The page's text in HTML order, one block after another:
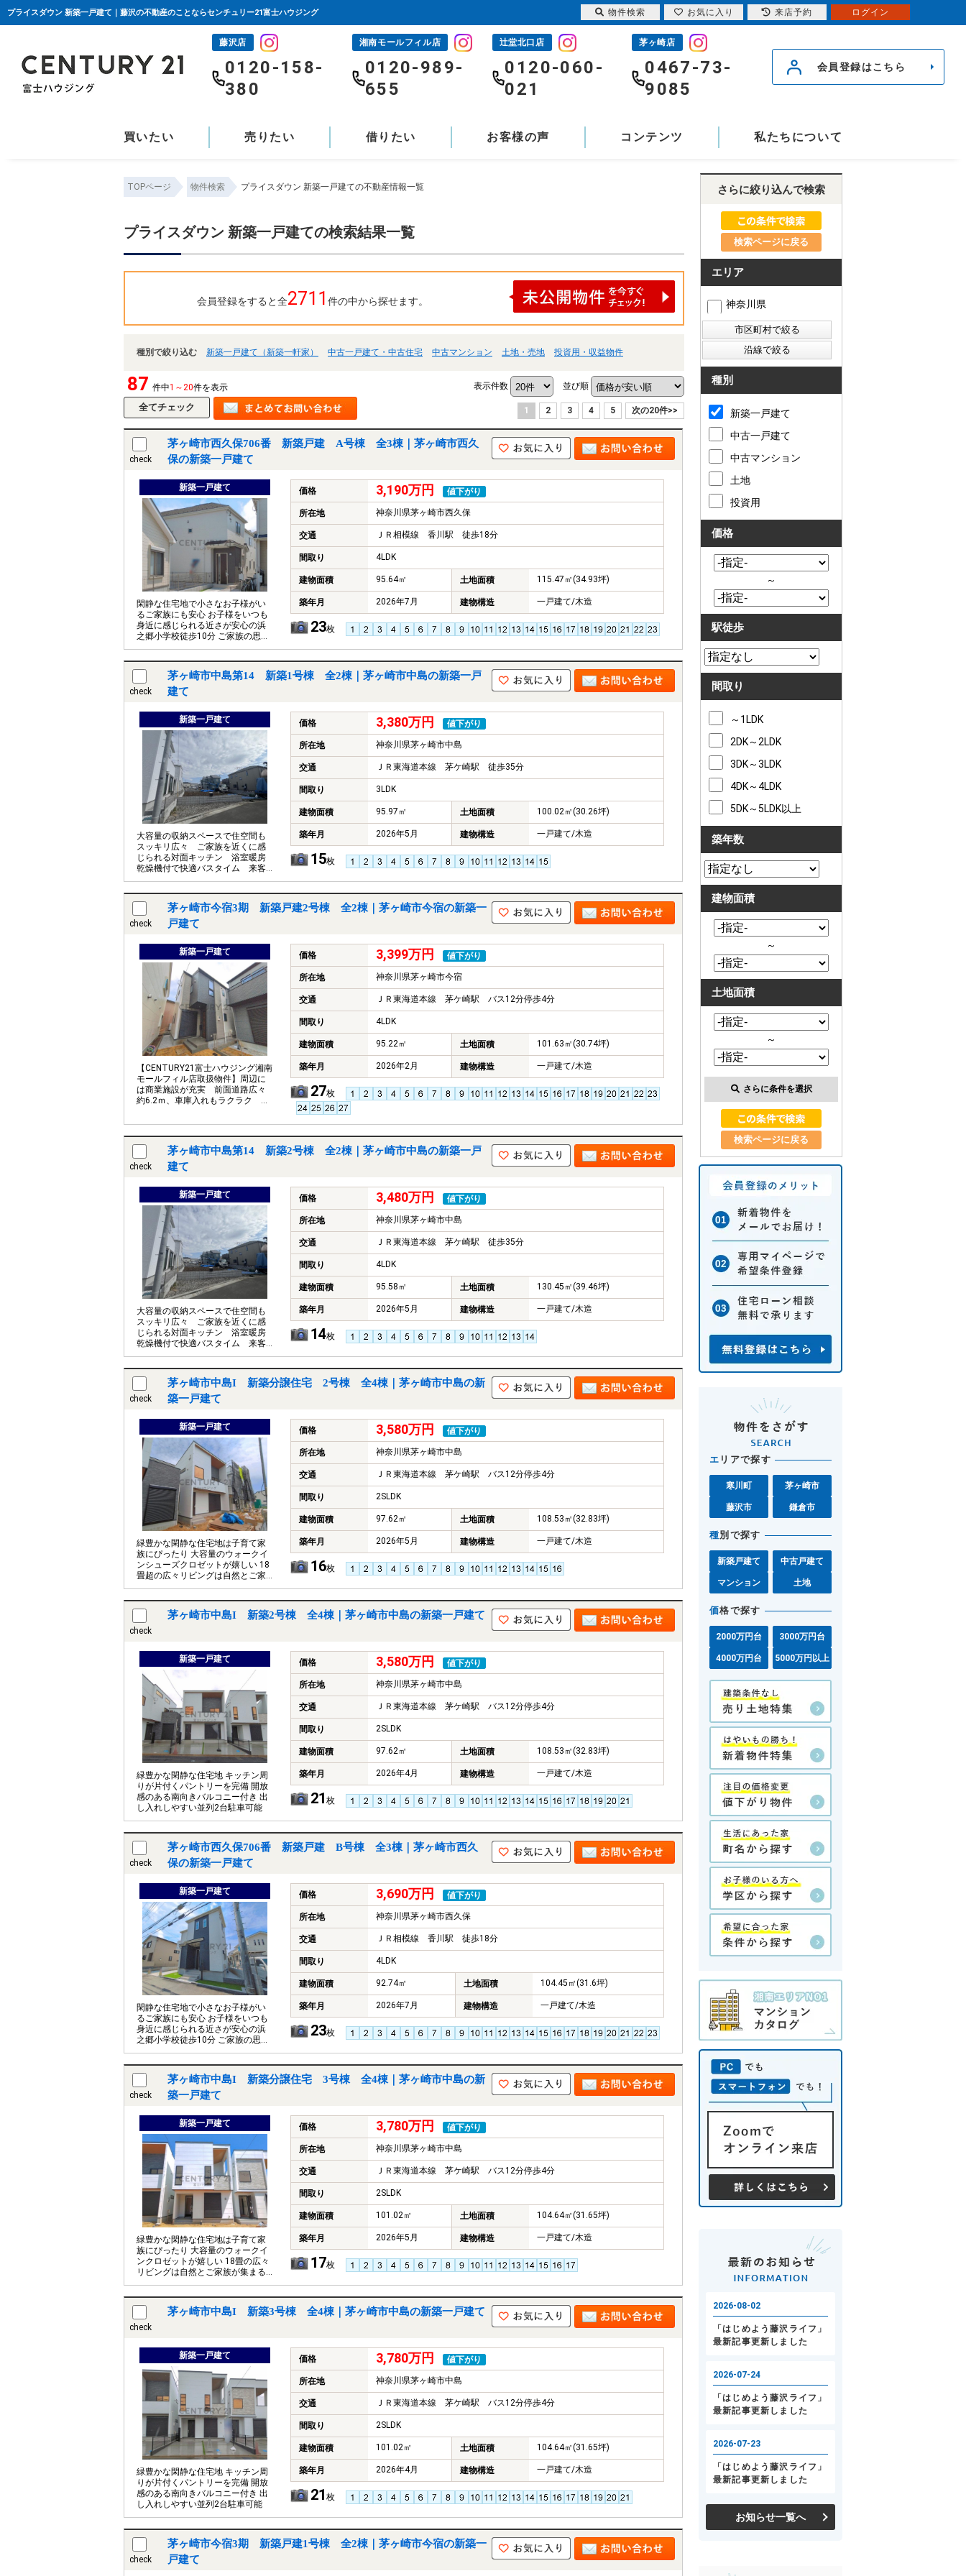
プライスダウン 新築一戸建て｜藤沢の不動産のことならセンチュリー21富士ハウジング
藤沢店
0120-158-
380
湘南モールフィル店
0120-989-
655
辻堂北口店
0120-060-
021
茅ヶ崎店
0467-73-
9085
会員登録はこちら
買いたい 売りたい 借りたい お客様の声 コンテンツ 私たちについて
TOPページ 物件検索 プライスダウン 新築一戸建ての不動産情報一覧
プライスダウン 新築一戸建ての検索結果一覧
会員登録をすると全2711 件の中から探せます。
種別で絞り込む 新築一戸建て（新築一軒家） 中古一戸建て・中古住宅 中古マンション 土地・売地 投資用・収益物件
87 件中1～20件を表示 表示件数 並び順
1 2 3 4 5 次の20件>>
check
茅ヶ崎市西久保706番 新築戸建 A号棟 全3棟｜茅ヶ崎市西久
保の新築一戸建て
新築一戸建て
閑静な住宅地で小さなお子様がい
るご家族にも安心 お子様をいつも
身近に感じられる近さが安心の浜
之郷小学校徒歩10分 ご家族の思い
出も大切にしまっておけるたっぷ
価格 3,190万円 値下がり
所在地 神奈川県茅ヶ崎市西久保
交通 ＪＲ相模線 香川駅 徒歩18分
間取り 4LDK
建物面積 95.64㎡ 土地面積 115.47㎡(34.93坪)
築年月 2026年7月 建物構造 一戸建て/木造
23枚
check
茅ヶ崎市中島第14 新築1号棟 全2棟｜茅ヶ崎市中島の新築一戸
建て
新築一戸建て
大容量の収納スペースで住空間も
スッキリ広々 ご家族を近くに感
じられる対面キッチン 浴室暖房
乾燥機付で快適バスタイム 来客
者を確認できるＴＶモニタ付イン
価格 3,380万円 値下がり
所在地 神奈川県茅ヶ崎市中島
交通 ＪＲ東海道本線 茅ケ崎駅 徒歩35分
間取り 3LDK
建物面積 95.97㎡ 土地面積 100.02㎡(30.26坪)
築年月 2026年5月 建物構造 一戸建て/木造
15枚
check
茅ヶ崎市今宿3期 新築戸建2号棟 全2棟｜茅ヶ崎市今宿の新築一
戸建て
新築一戸建て
【CENTURY21富士ハウジング湘南
モールフィル店取扱物件】周辺に
は商業施設が充実 前面道路広々
約6.2ｍ、車庫入れもラクラク 大
価格 3,399万円 値下がり
所在地 神奈川県茅ヶ崎市今宿
交通 ＪＲ東海道本線 茅ケ崎駅 バス12分停歩4分
間取り 4LDK
建物面積 95.22㎡ 土地面積 101.63㎡(30.74坪)
築年月 2026年2月 建物構造 一戸建て/木造
27枚
check
茅ヶ崎市中島第14 新築2号棟 全2棟｜茅ヶ崎市中島の新築一戸
建て
新築一戸建て
大容量の収納スペースで住空間も
スッキリ広々 ご家族を近くに感
じられる対面キッチン 浴室暖房
乾燥機付で快適バスタイム 来客
者を確認できるＴＶモニタ付イン
価格 3,480万円 値下がり
所在地 神奈川県茅ヶ崎市中島
交通 ＪＲ東海道本線 茅ケ崎駅 徒歩35分
間取り 4LDK
建物面積 95.58㎡ 土地面積 130.45㎡(39.46坪)
築年月 2026年5月 建物構造 一戸建て/木造
14枚
check
茅ヶ崎市中島I 新築分譲住宅 2号棟 全4棟｜茅ヶ崎市中島の新
築一戸建て
新築一戸建て
緑豊かな閑静な住宅地は子育て家
族にぴったり 大容量のウォークイ
ンシューズクロゼットが嬉しい 18
畳超の広々リビングは自然とご家
族が集まる空間
価格 3,580万円 値下がり
所在地 神奈川県茅ヶ崎市中島
交通 ＪＲ東海道本線 茅ケ崎駅 バス12分停歩4分
間取り 2SLDK
建物面積 97.62㎡ 土地面積 108.53㎡(32.83坪)
築年月 2026年5月 建物構造 一戸建て/木造
16枚
check
茅ヶ崎市中島I 新築2号棟 全4棟｜茅ヶ崎市中島の新築一戸建て
新築一戸建て
緑豊かな閑静な住宅地 キッチン周
りが片付くパントリーを完備 開放
感のある南向きバルコニー付き 出
し入れしやすい並列2台駐車可能
価格 3,580万円 値下がり
所在地 神奈川県茅ヶ崎市中島
交通 ＪＲ東海道本線 茅ケ崎駅 バス12分停歩4分
間取り 2SLDK
建物面積 97.62㎡ 土地面積 108.53㎡(32.83坪)
築年月 2026年4月 建物構造 一戸建て/木造
21 枚
check
茅ヶ崎市西久保706番 新築戸建 B号棟 全3棟｜茅ヶ崎市西久
保の新築一戸建て
新築一戸建て
閑静な住宅地で小さなお子様がい
るご家族にも安心 お子様をいつも
身近に感じられる近さが安心の浜
之郷小学校徒歩10分 ご家族の思い
出も大切にしまっておけるたっぷ
価格 3,690万円 値下がり
所在地 神奈川県茅ヶ崎市西久保
交通 ＪＲ相模線 香川駅 徒歩18分
間取り 4LDK
建物面積 92.74㎡ 土地面積 104.45㎡(31.6坪)
築年月 2026年7月 建物構造 一戸建て/木造
23枚
check
茅ヶ崎市中島I 新築分譲住宅 3号棟 全4棟｜茅ヶ崎市中島の新
築一戸建て
新築一戸建て
緑豊かな閑静な住宅地は子育て家
族にぴったり 大容量のウォークイ
ンクロゼットが嬉しい 18畳の広々
リビングは自然とご家族が集まる
空間
価格 3,780万円 値下がり
所在地 神奈川県茅ヶ崎市中島
交通 ＪＲ東海道本線 茅ケ崎駅 バス12分停歩4分
間取り 2SLDK
建物面積 101.02㎡ 土地面積 104.64㎡(31.65坪)
築年月 2026年5月 建物構造 一戸建て/木造
17枚
check
茅ヶ崎市中島I 新築3号棟 全4棟｜茅ヶ崎市中島の新築一戸建て
新築一戸建て
緑豊かな閑静な住宅地 キッチン周
りが片付くパントリーを完備 開放
感のある南向きバルコニー付き 出
し入れしやすい並列2台駐車可能
価格 3,780万円 値下がり
所在地 神奈川県茅ヶ崎市中島
交通 ＪＲ東海道本線 茅ケ崎駅 バス12分停歩4分
間取り 2SLDK
建物面積 101.02㎡ 土地面積 104.64㎡(31.65坪)
築年月 2026年4月 建物構造 一戸建て/木造
21 枚
check
茅ヶ崎市今宿3期 新築戸建1号棟 全2棟｜茅ヶ崎市今宿の新築一
戸建て
さらに絞り込んで検索
検索ページに戻る
エリア
神奈川県
種別
新築一戸建て
中古一戸建て
中古マンション
土地
投資用
価格
～
駅徒歩
間取り
～1LDK
2DK～2LDK
3DK～3LDK
4DK～4LDK
5DK～5LDK以上
築年数
建物面積
～
土地面積
～
さらに条件を選択
検索ページに戻る
エ リアで探す
寒川町 茅ヶ崎市
藤沢市 鎌倉市
種別で探す
新築戸建て 中古戸建て
マンション 土地
価格で探す
2000万円台 3000万円台
4000万円台 5000万円以上
お知らせ一覧へ
物件検索 お気に入り 来店予約 ログイン